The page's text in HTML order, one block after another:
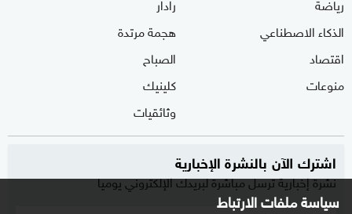
سياسة ملفات الارتباط
الذكاء الاصطناعي
اقتصاد
منوعات
هجمة مرتدة
الصباح
كلينيك
وثائقيات
اشترك الآن بالنشرة الإخبارية
نشرة إخبارية ترسل مباشرة لبريدك الإلكتروني يوميا